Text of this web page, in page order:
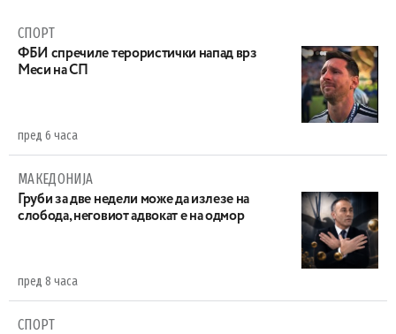
СПОРТ
ФБИ спречиле терористички напад врз
Меси на СП
пред 6 часа
МАКЕДОНИЈА
Груби за две недели може да излезе на
слобода, неговиот адвокат е на одмор
пред 8 часа
СПОРТ